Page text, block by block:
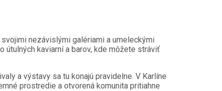
nezávislými galériami a umeleckými
útulných kaviarní a barov, kde môžete stráviť
a výstavy sa tu konajú pravidelne. V Karlíne
prostredie a otvorená komunita pritiahne